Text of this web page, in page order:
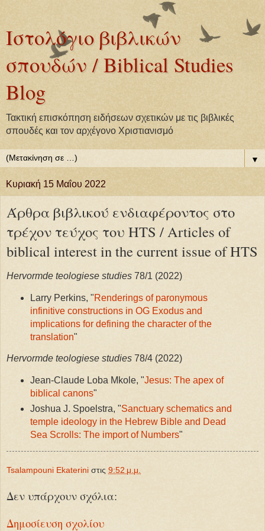
Ιστολόγιο βιβλικών
σπουδών / Biblical Studies
Blog
Τακτική επισκόπηση ειδήσεων σχετικών με τις βιβλικές
σπουδές και τον αρχέγονο Χριστιανισμό
▼
Κυριακή 15 Μαΐου 2022
Άρθρα βιβλικού ενδιαφέροντος στο
τρέχον τεύχος του HTS / Articles of
biblical interest in the current issue of HTS
Hervormde teologiese studies 78/1 (2022)
Larry Perkins, "Renderings of paronymous
infinitive constructions in OG Exodus and
implications for defining the character of the
translation"
Hervormde teologiese studies 78/4 (2022)
Jean-Claude Loba Mkole, "Jesus: The apex of
biblical canons"
Joshua J. Spoelstra, "Sanctuary schematics and
temple ideology in the Hebrew Bible and Dead
Sea Scrolls: The import of Numbers"
Tsalampouni Ekaterini στις 9:52 μ.μ.
Δεν υπάρχουν σχόλια:
Δημοσίευση σχολίου